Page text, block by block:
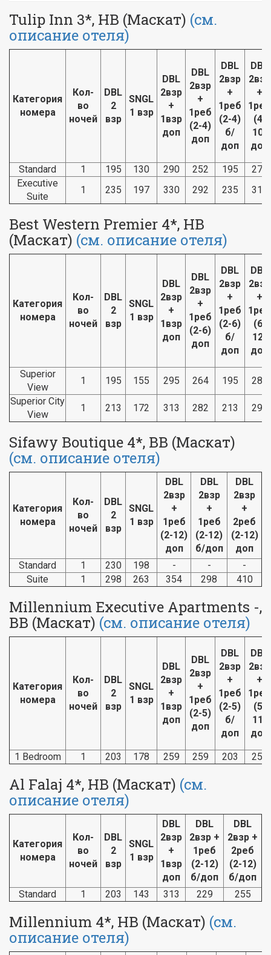
Tulip Inn 3*, HB (Маскат) (см.
описание отеля)
Категория
номера
Кол-
во
ночей
DBL
2
взр
SNGL
1 взр
DBL
2взр
+
1взр
доп
DBL
2взр
+
1реб
(2-4)
доп
DBL
2взр
+
1реб
(2-4)
б/
доп
DBL
2взр
+
1реб
(4-
10)
доп
Standard 1 195 130 290 252 195
271
Executive
Suite
1 235 197 330 292 235 311
Best Western Premier 4*, HB
(Маскат) (см. описание отеля)
Категория
номера
Кол-
во
ночей
DBL
2
взр
SNGL
1 взр
DBL
2взр
+
1взр
доп
DBL
2взр
+
1реб
(2-6)
доп
DBL
2взр
+
1реб
(2-6)
б/
доп
DBL
2взр
+
1реб
(6-
12)
доп
Superior
View
1 195 155 295 264 195
280
Superior City
View
1 213 172 313 282 213 297
Sifawy Boutique 4*, BB (Маскат)
(см. описание отеля)
Категория
номера
Кол-
во
ночей
DBL
2
взр
SNGL
1 взр
DBL
2взр
+
1реб
(2-12)
доп
DBL
2взр
+
1реб
(2-12)
б/доп
DBL
2взр
+
2реб
(2-12)
доп
Standard
1 230 198 - -
-
Suite
1 298 263 354 298 410
Millennium Executive Apartments -,
BB (Маскат) (см. описание отеля)
Категория
номера
Кол-
во
ночей
DBL
2
взр
SNGL
1 взр
DBL
2взр
+
1взр
доп
DBL
2взр
+
1реб
(2-5)
доп
DBL
2взр
+
1реб
(2-5)
б/
доп
DBL
2взр
+
1реб
(5-
11)
доп
1 Bedroom 1 203 178 259 259 203 259
Al Falaj 4*, HB (Маскат) (см.
описание отеля)
Категория
номера
Кол-
во
ночей
DBL
2
взр
SNGL
1 взр
DBL
2взр
+
1взр
доп
DBL
2взр +
1реб
(2-12)
б/доп
DBL
2взр +
2реб
(2-12)
б/доп
Standard
1 203 143 313 229 255
Millennium 4*, HB (Маскат) (см.
описание отеля)